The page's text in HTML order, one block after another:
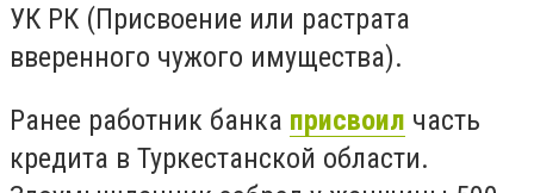
УК РК (Присвоение или растрата
вверенного чужого имущества).
Ранее работник банка присвоил часть
кредита в Туркестанской области.